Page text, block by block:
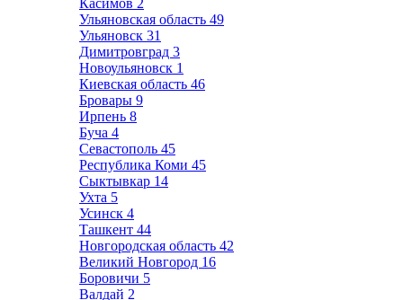
Касимов 2
Ульяновская область 49
Ульяновск 31
Димитровград 3
Новоульяновск 1
Киевская область 46
Бровары 9
Ирпень 8
Буча 4
Севастополь 45
Республика Коми 45
Сыктывкар 14
Ухта 5
Усинск 4
Ташкент 44
Новгородская область 42
Великий Новгород 16
Боровичи 5
Валдай 2